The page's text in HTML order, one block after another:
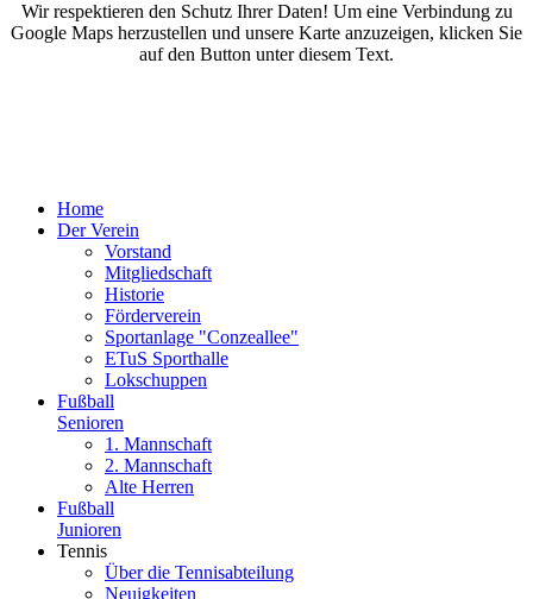
Wir respektieren den Schutz Ihrer Daten! Um eine Verbindung zu
Google Maps herzustellen und unsere Karte anzuzeigen, klicken Sie
auf den Button unter diesem Text.
Home
Der Verein
Vorstand
Mitgliedschaft
Historie
Förderverein
Sportanlage "Conzeallee"
ETuS Sporthalle
Lokschuppen
Fußball
Senioren
1. Mannschaft
2. Mannschaft
Alte Herren
Fußball
Junioren
Tennis
Über die Tennisabteilung
Neuigkeiten